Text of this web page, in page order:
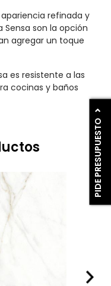
PIDE PRESUPUESTO
refinada y
son la opción
agregar un toque
es resistente a las
cocinas y baños